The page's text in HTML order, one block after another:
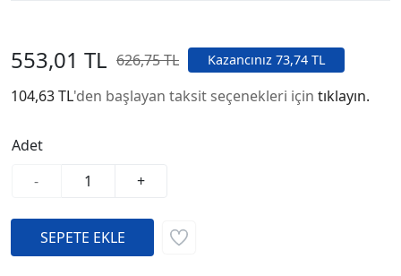
553,01 TL 626,75 TL Kazancınız 73,74 TL
104,63 TL'den başlayan taksit seçenekleri için tıklayın.
Adet
-
+